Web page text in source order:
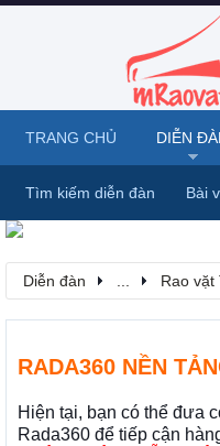
Diễn đàn Rao vặt
RADA360 NỀN
Hiện tại, bạn có thể đưa
Rada360 để tiếp cận
TRANG CHỦ DIỄN
Tìm kiếm diễn đàn Bài